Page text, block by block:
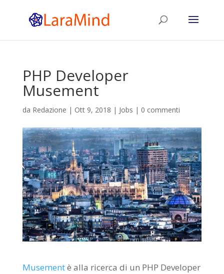
PHP Developer
Musement
da Redazione | Ott 9, 2018 | Jobs | 0 commenti
Musementè alla ricerca di un PHP Developer